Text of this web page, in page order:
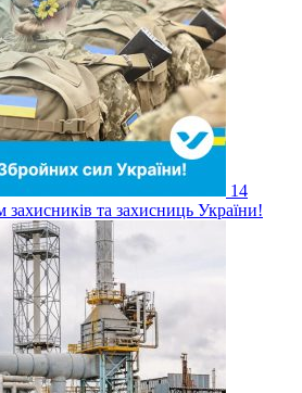
14
захисників та захисниць України!